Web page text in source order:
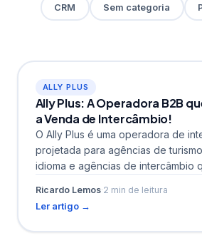
CRM Sem categoria
ALLY PLUS
Ally Plus: A Operadora B2B
a Venda de Intercâmbio!
O Ally Plus é uma operadora de
projetada para agências de
idioma e agências de intercâmbio
Ricardo Lemos·2 min de leitura
Ler artigo →